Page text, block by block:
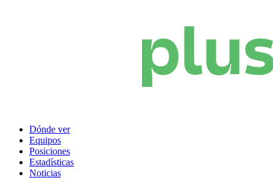
Dónde ver
Equipos
Posiciones
Estadísticas
Noticias